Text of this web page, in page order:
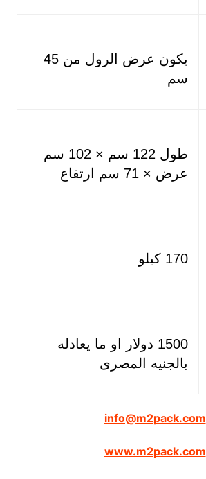
يكون عرض الرول من 45
سم
طول 122 سم × 102 سم
عرض × 71 سم ارتفاع
170 كيلو
1500 دولار او ما يعادله
بالجنيه المصرى
info@m2pack.com
www.m2pack.com